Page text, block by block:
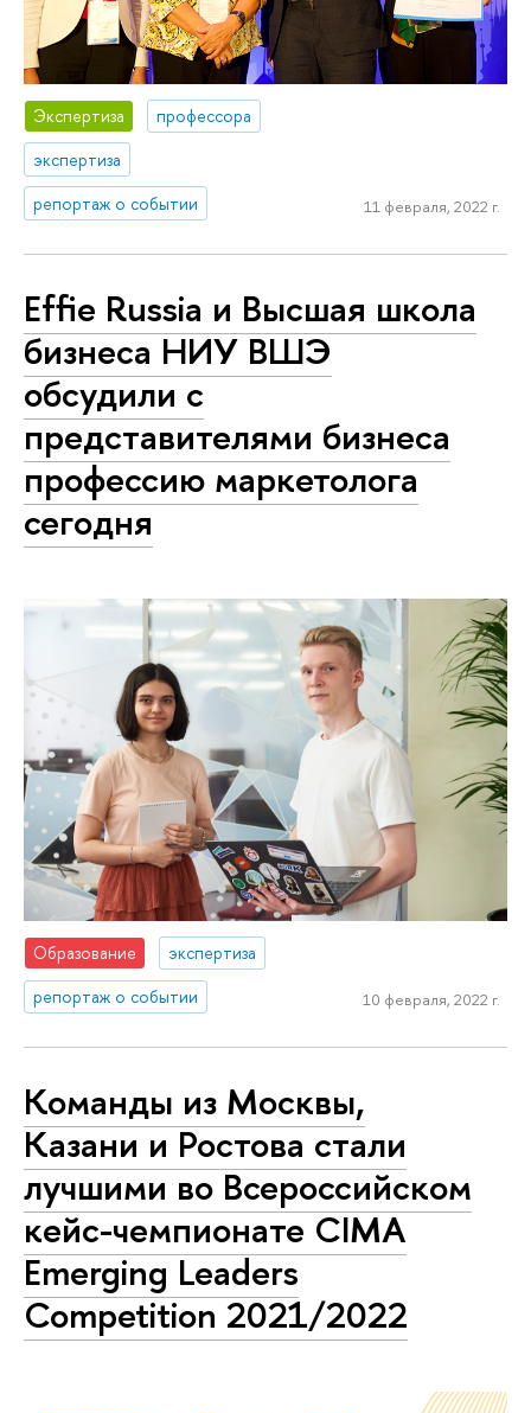
Экспертиза
профессора
экспертиза
репортаж о событии
11 февраля, 2022 г.
Effie Russia и Высшая школа
бизнеса НИУ ВШЭ
обсудили с
представителями бизнеса
профессию маркетолога
сегодня
Образование
экспертиза
репортаж о событии
10 февраля, 2022 г.
Команды из Москвы,
Казани и Ростова стали
лучшими во Всероссийском
кейс-чемпионате CIMA
Emerging Leaders
Competition 2021/2022